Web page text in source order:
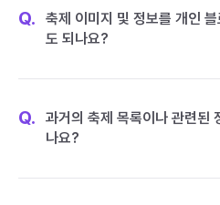
Q.
축제 이미지 및 정보를 개인
도 되나요?
Q.
과거의 축제 목록이나 관련된
나요?